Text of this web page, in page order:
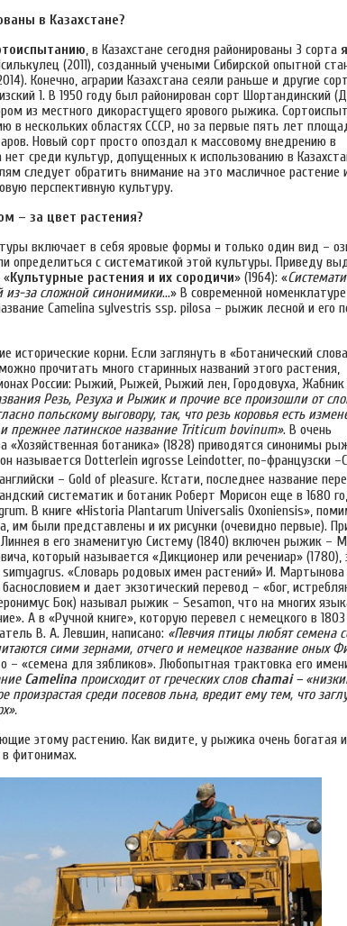
в Казахстане?
, в Казахстане сегодня районированы 3 сорта
(2011), созданный учеными Сибирской опытной
Конечно, аграрии Казахстана сеяли раньше и другие
1. В 1950 году был районирован сорт Шортандинский
из местного дикорастущего ярового рыжика.
в нескольких областях СССР, но за первые пять лет
Новый сорт просто опоздал к массовому внедрению в
среди культур, допущенных к использованию в
следует обратить внимание на это масличное растение
перспективную культуру.
– за цвет растения?
включает в себя яровые формы и только один вид –
определиться с систематикой этой культуры. Приведу
«Культурные растения и их сородичи» (1964): «
из-за сложной синонимики…» В современной
Camelina sylvestris ssp. рilosa – рыжик лесной и его
исторические корни. Если заглянуть в «Ботанический
прочитать много старинных названий этого растения,
России: Рыжий, Рыжей, Рыжий лен, Городовуха,
Резь, Резуха и Рыжик и прочие все произошли от
польскому выговору, так, что резь коровья есть
прежнее латинское название Triticum bovinum». В очень
«Хозяйственная ботаника» (1828) приводятся синонимы
называется Dotterlein иgrosse Leindotter, по-французски
– Gold of pleasure. Кстати, последнее название
систематик и ботаник Роберт Морисон еще в 1680
В книге «Historia Plantarum Universalis Oxoniensis»,
им были представлены и их рисунки (очевидно первые).
в его знаменитую Систему (1840) включен рыжик –
который называется «Дикционер или речениар» (1780),
«Словарь родовых имен растений» И. Мартынова
и дает экзотический перевод – «бог,
Бок) называл рыжик – Sesamon, что на многих
А в «Ручной книге», которую перевел с немецкого в
В. А. Левшин, написано: «Певчия птицы любят семена
сими зернами, отчего и немецкое название оных
– «семена для зябликов». Любопытная трактовка его
Camelina происходит от греческих слов chamai–
произрастая среди посевов льна, вредит ему тем, что
этому растению. Как видите, у рыжика очень богатая
фитонимах.